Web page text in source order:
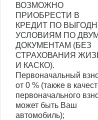
ВОЗМОЖНО
ПРИОБРЕСТИ В
КРЕДИТ ПО
УСЛОВИЯМ ПО ДВУМ
ДОКУМЕНТАМ (БЕЗ
СТРАХОВАНИЯ
И КАСКО).
Первоначальный
от 0 % (также в
первоначального
может быть Ваш
автомобиль);